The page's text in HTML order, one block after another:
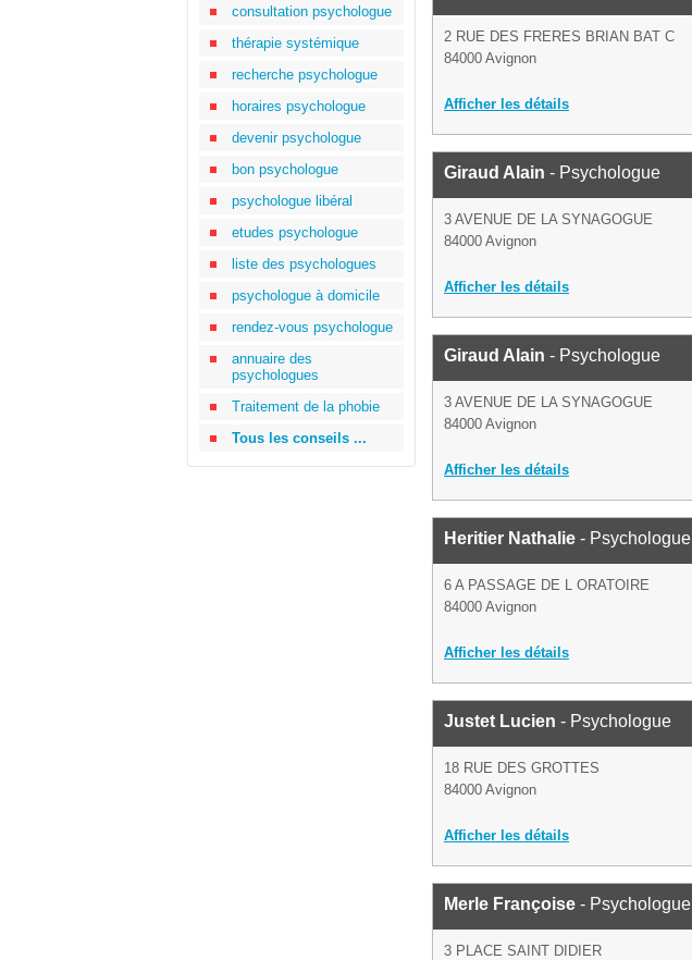
consultation psychologue
thérapie systémique
recherche psychologue
horaires psychologue
devenir psychologue
bon psychologue
psychologue libéral
etudes psychologue
liste des psychologues
psychologue à domicile
rendez-vous psychologue
annuaire des
psychologues
Traitement de la phobie
Tous les conseils ...
2 RUE DES FRERES BRIAN BAT C
84000 Avignon
Afficher les détails
Giraud Alain - Psychologue
3 AVENUE DE LA SYNAGOGUE
84000 Avignon
Afficher les détails
Giraud Alain - Psychologue
3 AVENUE DE LA SYNAGOGUE
84000 Avignon
Afficher les détails
Heritier Nathalie - Psychologue
6 A PASSAGE DE L ORATOIRE
84000 Avignon
Afficher les détails
Justet Lucien - Psychologue
18 RUE DES GROTTES
84000 Avignon
Afficher les détails
Merle Françoise - Psychologue
3 PLACE SAINT DIDIER